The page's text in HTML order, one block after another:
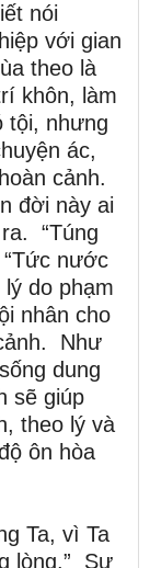
nói
với gian
theo là
khôn, làm
tội, nhưng
ác,
cảnh.
đời này ai
“Túng
“Tức nước
do phạm
nhân cho
Như
dung
sẽ giúp
theo lý và
ôn hòa
Ta, vì Ta
lòng.” Sự